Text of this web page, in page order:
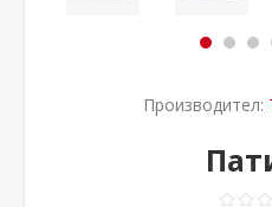
Производител: